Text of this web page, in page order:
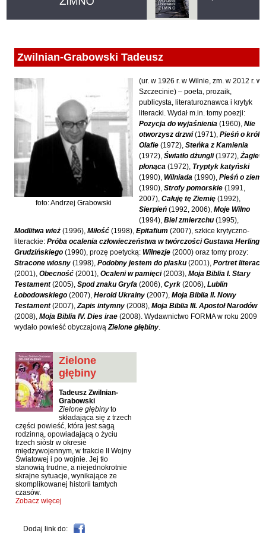
Fajfer Zenon
Filipowski Michał
Frajlich Anna
Gedroyć Krzysztof
Gleń Adrian
Gondek Katarzyna
Gorszewski Paweł
Grodecki Andrzej
Gryko Krzysztof
Gwiazda-Elmerych Małgorzata
Helbig Brygida
Hoffmann Krzysztof
Holden Gojtowski Jarek
Hrynacz Tomasz
Jakób Lech M.
Jakubowski Paweł
Jasina Zbigniew
Jentys-Borelowska Maria
Jocher Waldemar
Jonaszko Jolanta
Juzyszyn Wojciech
Kain Dawid
Kalenin Magdalena
Kamiński Gabriel Leonard
Kaniecka-Mazurek Anna
Zbigniew Kosiorowski
Artur Daniel LiskowackiZimno
Grażyna ObrąpalskaPoprawki
Jakub Michał Pawłowski Agrestowe sny
Uta PrzybośCoraz
Gustaw RajmusKrólestwa
Rafał Sienkiewicz Smutny bóg
Karol Samsel Autodafe 8
Karol Samsel Cairo Declaration
Nędza do całowania
Zwilnian-Grabowski Tadeusz
foto: Andrzej Grabowski
(ur. w 1926 r. w Wilnie, zm. w 2012 r. w
Szczecinie) – poeta, prozaik,
publicysta, literaturoznawca i krytyk
literacki. Wydał m.in. tomy poezji:
Pozycja do wyjaśnienia(1960), Nie
otworzysz drzwi(1971), Pieśń o królu
Olafie(1972), Steńka z Kamienia
(1972), Światło dżungli(1972),Żagiew
płonąca(1972), Tryptyk katyński
(1990), Wilniada(1990), Pieśń o ziemi
(1990), Strofy pomorskie(1991,
2007), Całuję tę Ziemię(1992),
Sierpień(1992, 2006), Moje Wilno
(1994), Biel zmierzchu(1995),
Modlitwa wież(1996), Miłość(1998), Epitafium(2007), szkice krytyczno-
literackie: Próba ocalenia człowieczeństwa w twórczości Gustawa Herlinga-
Grudzińskiego(1990), prozę poetycką: Wilnezje(2000) oraz tomy prozy:
Stracone wiosny(1998), Podobny jestem do piasku(2001), Portret literacki
(2001), Obecność(2001), Ocaleni w pamięci(2003), Moja Biblia I. Stary
Testament(2005), Spod znaku Gryfa(2006), Cyrk(2006), Lublin
Łobodowskiego(2007), Herold Ukrainy(2007), Moja Biblia II. Nowy
Testament(2007),Zapis intymny(2008), Moja Biblia III. Apostoł Narodów
(2008), Moja Biblia IV. Dies irae(2008). Wydawnictwo FORMA w roku 2009
wydało powieść obyczajowąZielone głębiny.
Zielone
głębiny
Tadeusz Zwilnian-
Grabowski
Zielone głębinyto
składająca się z trzech
części powieść, która jest sagą
rodzinną, opowiadającą o życiu
trzech sióstr w okresie
międzywojennym, w trakcie II Wojny
Światowej i po wojnie. Jej tło
stanowią trudne, a niejednokrotnie
skrajne sytuacje, wynikające ze
skomplikowanej historii tamtych
czasów.
Zobacz więcej
Dodaj link do: